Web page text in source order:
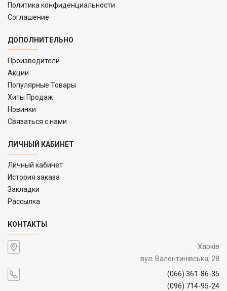
Политика конфиденциальности
Соглашение
ДОПОЛНИТЕЛЬНО
Производители
Акции
Популярные Товары
Хиты Продаж
Новинки
Связаться с нами
ЛИЧНЫЙ КАБИНЕТ
Личный кабинет
История заказа
Закладки
Рассылка
КОНТАКТЫ
Харків
вул. Валентинівська, 28
(066) 361-86-35
(096) 714-95-24